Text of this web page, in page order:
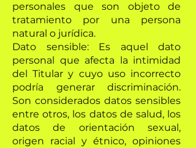
personales que son objeto de
tratamiento por una persona
natural o jurídica.
Dato sensible: Es aquel dato
personal que afecta la intimidad
del Titular y cuyo uso incorrecto
podría generar discriminación.
Son considerados datos sensibles
entre otros, los datos de salud, los
datos de orientación sexual,
origen racial y étnico, opiniones